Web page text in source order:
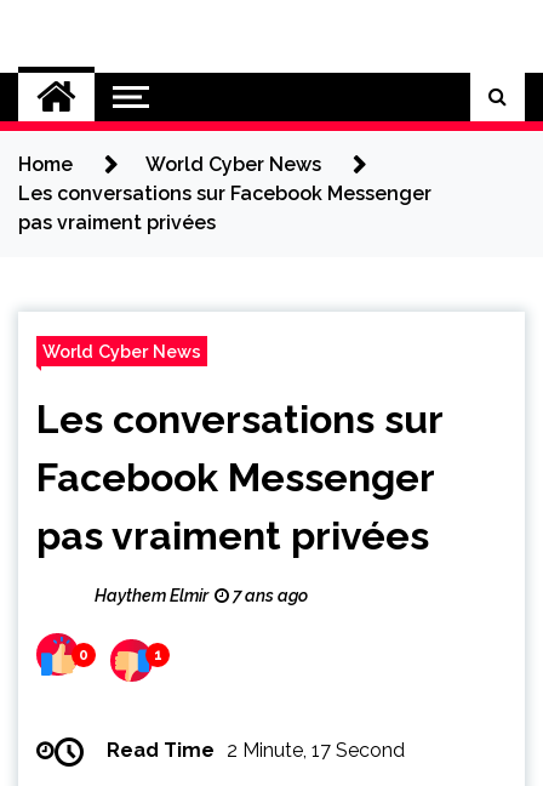
content
Cybersecurity News
Home
World Cyber News
Les conversations sur Facebook Messenger
pas vraiment privées
World Cyber News
Les conversations sur
Facebook Messenger
pas vraiment privées
Haythem Elmir 7 ans ago
0 1
Read Time 2 Minute, 17 Second